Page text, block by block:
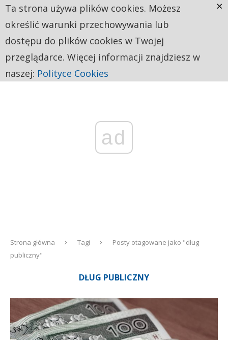
ad
Strona główna Tagi
Posty otagowane jako "dług
publiczny"
DŁUG PUBLICZNY
Ta strona używa plików cookies. Możesz
określić warunki przechowywania lub
dostępu do plików cookies w Twojej
przeglądarce. Więcej informacji znajdziesz w
naszej: Polityce Cookies
×